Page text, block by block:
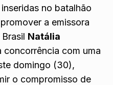
no batalhão
a emissora
Natália
concorrência com uma
domingo (30),
o compromisso de